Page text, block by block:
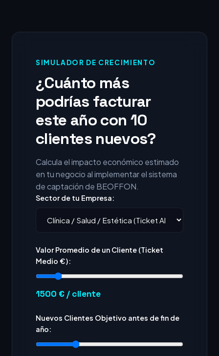
SIMULADOR DE CRECIMIENTO
¿Cuánto más
podrías facturar
este año con 10
clientes nuevos?
Calcula el impacto económico estimado
en tu negocio al implementar el sistema
de captación de BEOFFON.
Sector de tu Empresa:
Valor Promedio de un Cliente (Ticket
Medio €):
1500 € / cliente
Nuevos Clientes Objetivo antes de fin de
año: